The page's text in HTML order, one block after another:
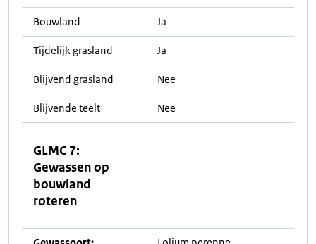
Bouwland Ja
Tijdelijk grasland Ja
Blijvend grasland Nee
Blijvende teelt Nee
GLMC 7:
Gewassen op
bouwland
roteren